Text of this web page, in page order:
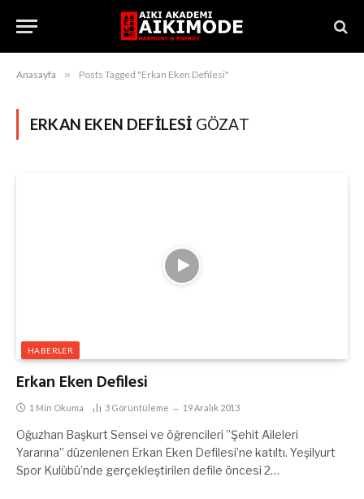
Anasayfa » Posts Tagged "Erkan Eken Defilesi"
ERKAN EKEN DEFILESI GÖZAT
HABERLER
Erkan Eken Defilesi
1 Min Okuma 3 Görüntüleme 19 Aralık 2013
Oğuzhan Başkurt Sensei ve öğrencileri ”Şehit Aileleri
Yararına” düzenlenen Erkan Eken Defilesi’ne katıltı. Yeşilyurt
Spor Kulübü’nde gerçekleştirilen defile öncesi 2…